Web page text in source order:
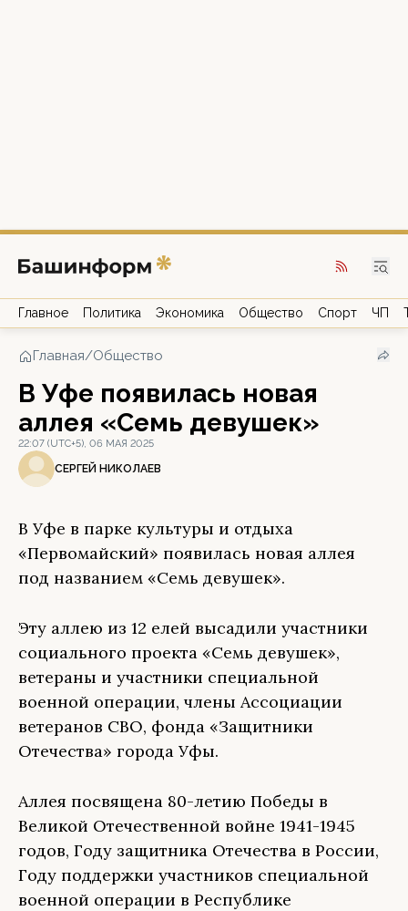
Главное Политика Экономика Общество Спорт ЧП
Главная/Общество
В Уфе появилась новая
аллея «Семь девушек»
22:07 (UTC+5), 06 МАЯ 2025
СЕРГЕЙ НИКОЛАЕВ
В Уфе в парке культуры и отдыха
«Первомайский» появилась новая аллея
под названием «Семь девушек».
Эту аллею из 12 елей высадили участники
социального проекта «Семь девушек»,
ветераны и участники специальной
военной операции, члены Ассоциации
ветеранов СВО, фонда «Защитники
Отечества» города Уфы.
Аллея посвящена 80-летию Победы в
Великой Отечественной войне 1941-1945
годов, Году защитника Отечества в России,
Году поддержки участников специальной
военной операции в Республике